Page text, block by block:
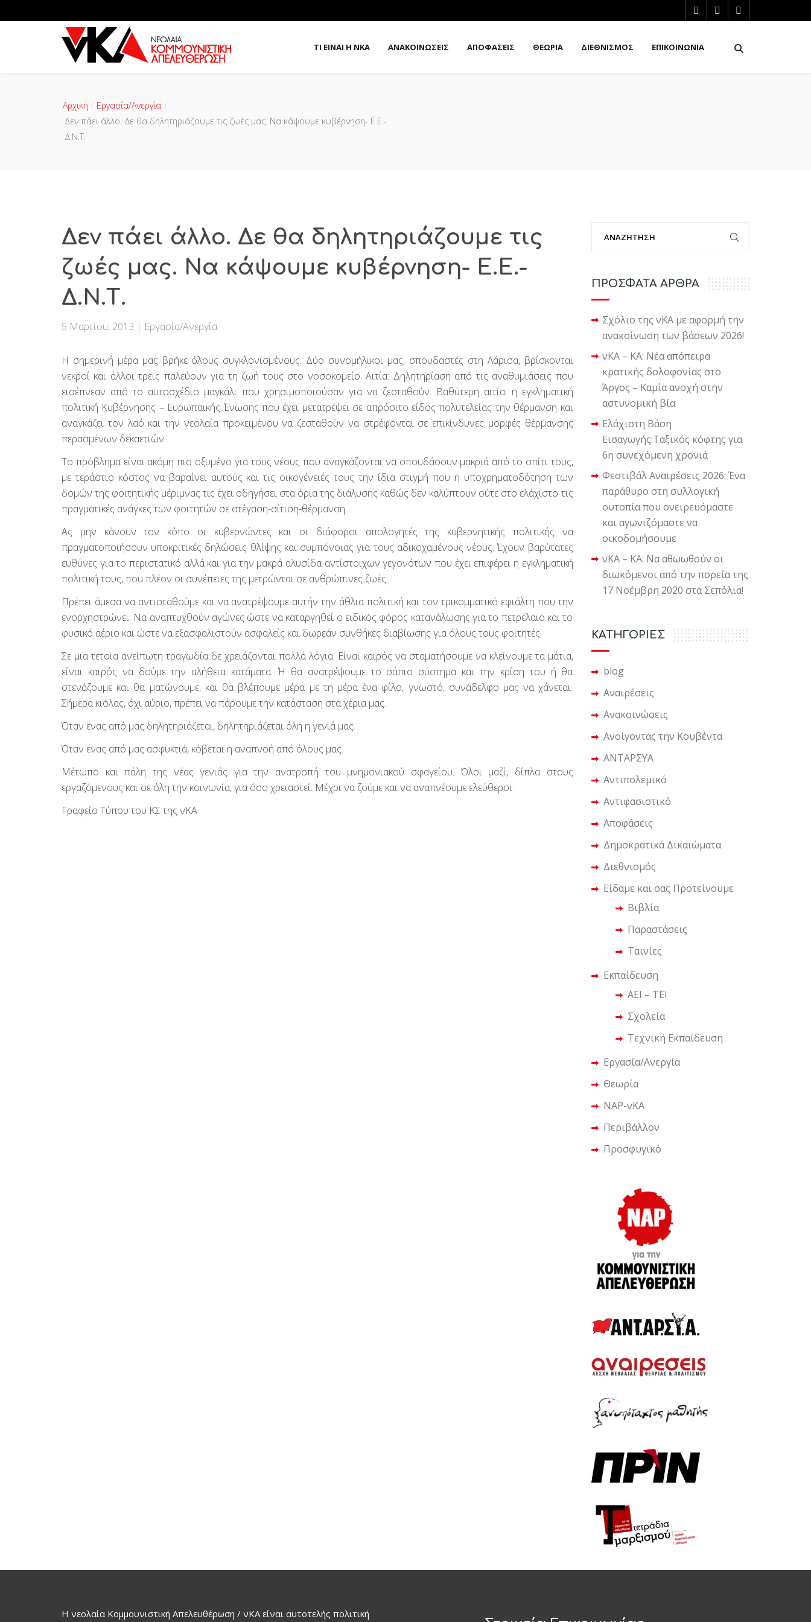
ΤΙ ΕΙΝΑΙ Η ΝΚΑ ΑΝΑΚΟΙΝΩΣΕΙΣ ΑΠΟΦΑΣΕΙΣ ΘΕΩΡΙΑ ΔΙΕΘΝΙΣΜΟΣ ΕΠΙΚΟΙΝΩΝΙΑ
Αρχική
Εργασία/Ανεργία
Δεν πάει άλλο. Δε θα δηλητηριάζουμε τις ζωές μας. Να κάψουμε κυβέρνηση- Ε.Ε.-
Δ.Ν.Τ.
Δεν πάει άλλο. Δε θα δηλητηριάζουμε τις
ζωές μας. Να κάψουμε κυβέρνηση- Ε.Ε.-
Δ.Ν.Τ.
5 Μαρτίου, 2013 | Εργασία/Ανεργία
Η σημερινή μέρα μας βρήκε όλους συγκλονισμένους. Δύο συνομήλικοι μας, σπουδαστές στη Λάρισα, βρίσκονται
νεκροί και άλλοι τρεις παλεύουν για τη ζωή τους στο νοσοκομείο. Αιτία: Δηλητηρίαση από τις αναθυμιάσεις που
εισέπνεαν από το αυτοσχέδιο μαγκάλι που χρησιμοποιούσαν για να ζεσταθούν. Βαθύτερη αιτία: η εγκληματική
πολιτική Κυβέρνησης – Ευρωπαικής Ένωσης που έχει μετατρέψει σε απρόσιτο είδος πολυτελείας την θέρμανση και
αναγκάζει τον λαό και την νεολαία προκειμένου να ζεσταθούν να στρέφονται σε επικίνδυνες μορφές θέρμανσης
περασμένων δεκαετιών.
Το πρόβλημα είναι ακόμη πιο οξυμένο για τους νέους που αναγκάζονται να σπουδάσουν μακριά από το σπίτι τους,
με τεράστιο κόστος να βαραίνει αυτούς και τις οικογένειές τους την ίδια στιγμή που η υποχρηματοδότηση των
δομών της φοιτητικής μέριμνας τις έχει οδηγήσει στα όρια της διάλυσης καθώς δεν καλύπτουν ούτε στο ελάχιστο τις
πραγματικές ανάγκες των φοιτητών σε στέγαση-σίτιση-θέρμανση.
Ας μην κάνουν τον κόπο οι κυβερνώντες και οι διάφοροι απολογητές της κυβερνητικής πολιτικής να
πραγματοποιήσουν υποκριτικές δηλώσεις θλίψης και συμπόνοιας για τους αδικοχαμένους νέους. Έχουν βαρύτατες
ευθύνες για το περιστατικό αλλά και για την μακρά αλυσίδα αντίστοιχων γεγονότων που έχει επιφέρει η εγκληματική
πολιτική τους, που πλέον οι συνέπειες της μετρώνται σε ανθρώπινες ζωές.
Πρέπει άμεσα να αντισταθούμε και να ανατρέψουμε αυτήν την άθλια πολιτική και τον τρικομματικό εφιάλτη που την
ενορχηστρώνει. Να αναπτυχθούν αγώνες ώστε να καταργηθεί ο ειδικός φόρος κατανάλωσης για το πετρέλαιο και το
φυσικό αέριο και ώστε να εξασφαλιστούν ασφαλείς και δωρεάν συνθήκες διαβίωσης για όλους τους φοιτητές.
Σε μια τέτοια ανείπωτη τραγωδία δε χρειάζονται πολλά λόγια. Είναι καιρός να σταματήσουμε να κλείνουμε τα μάτια,
είναι καιρός να δούμε την αλήθεια κατάματα. Ή θα ανατρέψουμε το σάπιο σύστημα και την κρίση του ή θα
στενάζουμε και θα ματώνουμε, και θα βλέπουμε μέρα με τη μέρα ένα φίλο, γνωστό, συνάδελφο μας να χάνεται.
Σήμερα κιόλας, όχι αύριο, πρέπει να πάρουμε την κατάσταση στα χέρια μας.
Όταν ένας από μας δηλητηριάζεται, δηλητηριάζεται όλη η γενιά μας.
Όταν ένας από μας ασφυκτιά, κόβεται η αναπνοή από όλους μας.
Μέτωπο και πάλη της νέας γενιάς για την ανατροπή του μνημονιακού σφαγείου. Όλοι μαζί, δίπλα στους
εργαζόμενους και σε όλη την κοινωνία, για όσο χρειαστεί. Μέχρι να ζούμε και να αναπνέουμε ελεύθεροι.
Γραφείο Τύπου του ΚΣ της νΚΑ
ΠΡΟΣΦΑΤΑ ΑΡΘΡΑ
Σχόλιο της νΚΑ με αφορμή την
ανακοίνωση των βάσεων 2026!
νΚΑ – ΚΑ: Νέα απόπειρα
κρατικής δολοφονίας στο
Άργος – Καμία ανοχή στην
αστυνομική βία
Ελάχιστη Βάση
Εισαγωγής:Ταξικός κόφτης για
6η συνεχόμενη χρονιά
Φεστιβάλ Αναιρέσεις 2026: Ένα
παράθυρο στη συλλογική
ουτοπία που ονειρευόμαστε
και αγωνιζόμαστε να
οικοδομήσουμε
νΚΑ – ΚΑ: Να αθωωθούν οι
διωκόμενοι από την πορεία της
17 Νοέμβρη 2020 στα Σεπόλια!
KΑΤΗΓΟΡΙΕΣ
blog
Αναιρέσεις
Ανακοινώσεις
Ανοίγοντας την Κουβέντα
ΑΝΤΑΡΣΥΑ
Αντιπολεμικό
Αντιφασιστικό
Αποφάσεις
Δημοκρατικά Δικαιώματα
Διεθνισμός
Είδαμε και σας Προτείνουμε
Βιβλία
Παραστάσεις
Ταινίες
Εκπαίδευση
ΑΕΙ – ΤΕΙ
Σχολεία
Τεχνική Εκπαίδευση
Εργασία/Ανεργία
Θεωρία
ΝΑΡ-νΚΑ
Περιβάλλον
Προσφυγικό
Η νεολαία Κομμουνιστική Απελευθέρωση / νΚΑ είναι αυτοτελής πολιτική